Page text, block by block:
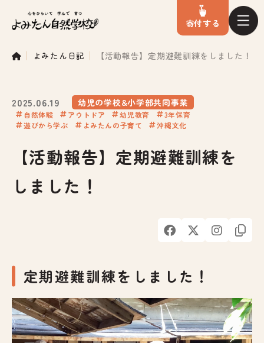
寄付する
よみたん日記 【活動報告】定期避難訓練をしました！
2025.06.19 幼児の学校&小学部共同事業
自然体験 アウトドア 幼児教育
3年保育
遊びから学ぶ
よみたんの子育て 沖縄文化
【活動報告】定期避難訓練を
しました！
定期避難訓練をしました！